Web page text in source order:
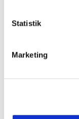
Statistik
Marketing
Lamelgardiner er
rummets linjer.